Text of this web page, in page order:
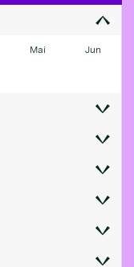
Mai Jun